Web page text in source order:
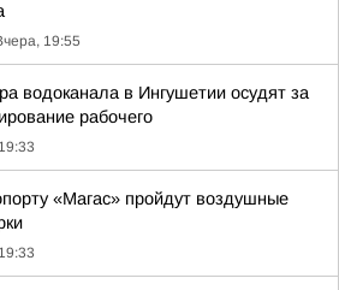
19:55
водоканала в Ингушетии осудят за
рабочего
«Магас» пройдут воздушные